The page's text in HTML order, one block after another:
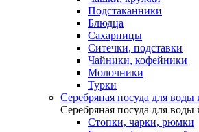
Подстаканники
Блюдца
Сахарницы
Ситечки, подставки
Чайники, кофейники
Молочники
Турки
Серебряная посуда для воды
Серебряная посуда для воды
Стопки, чарки, рюмки